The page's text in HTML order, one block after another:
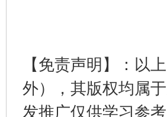
【免责声明】：以
外），其版权均属
发推广仅供学习参
东山县通报“牛蛙产品抗生素超标问